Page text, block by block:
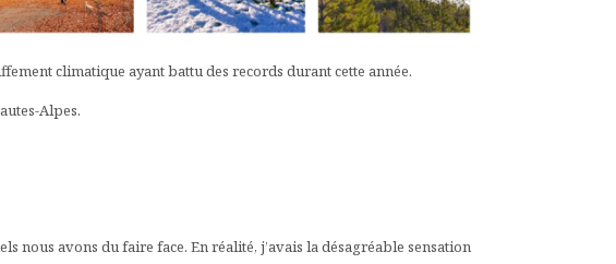
climatique ayant battu des records durant cette année.
Alpes.
nous avons du faire face. En réalité, j’avais la désagréable sensation